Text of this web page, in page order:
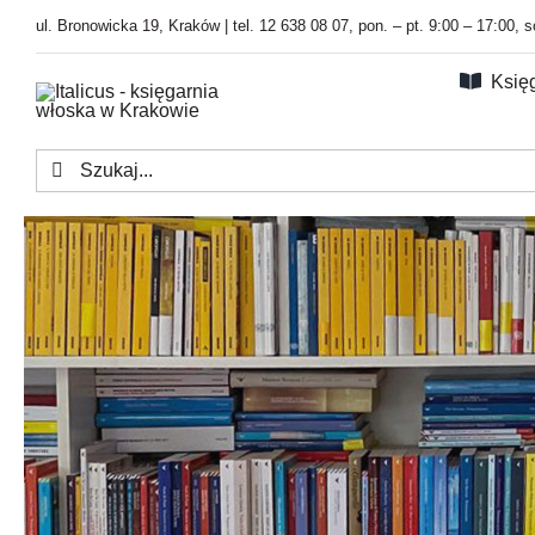
Przejdź
zawartości
ul. Bronowicka 19, Kraków | tel. 12 638 08 07, pon. – pt. 9:00 – 17:00,
Szukaj